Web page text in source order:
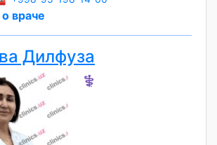
враче
Дилфуза
⚕️